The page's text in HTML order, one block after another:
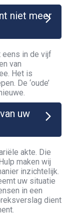
niet meer
eens in de vijf
van
Het is
De ‘oude’
uw
akte. Die
maken wij
inzichtelijk.
uw situatie
in een
dient